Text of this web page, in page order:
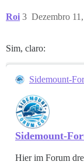
Roi Dezembro
3
Sim, claro:
Sidemount-
Sidemount-
Hier im Forum